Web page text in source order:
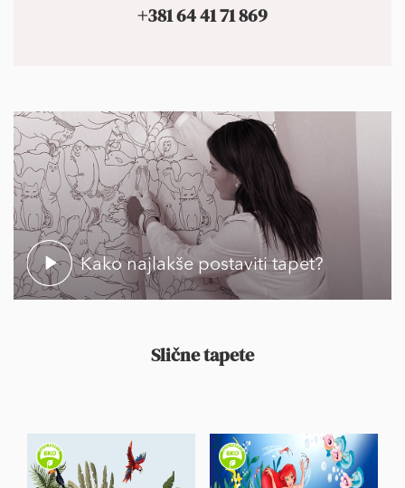
+381 64 41 71 869
Kako najlakše postaviti tapet?
Slične tapete